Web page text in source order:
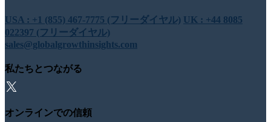
USA : +1 (855) 467-7775 (フリーダイヤル) UK : +44 8085
022397 (フリーダイヤル)
sales@globalgrowthinsights.com
私たちとつながる
オンラインでの信頼